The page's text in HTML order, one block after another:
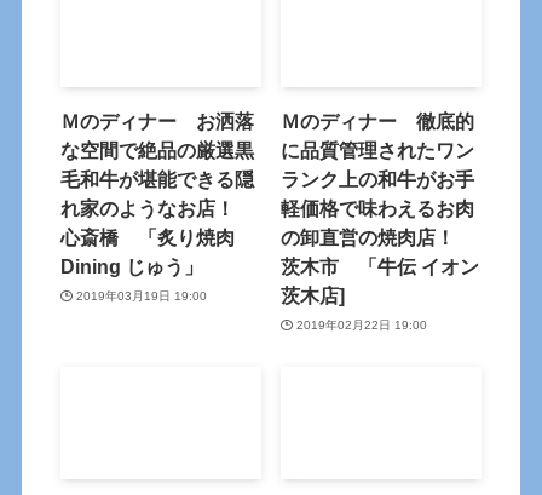
Ｍのディナー お洒落
な空間で絶品の厳選黒
毛和牛が堪能できる隠
れ家のようなお店！
心斎橋 「炙り焼肉
Dining じゅう」
2019年03月19日 19:00
Ｍのディナー 徹底的
に品質管理されたワン
ランク上の和牛がお手
軽価格で味わえるお肉
の卸直営の焼肉店！
茨木市 「牛伝 イオン
茨木店]
2019年02月22日 19:00